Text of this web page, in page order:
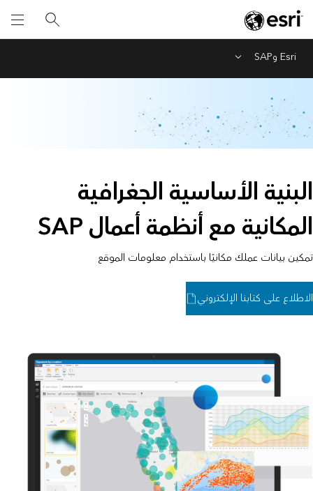
Esri وSAP Menu
البنية الأساسية الجغرافية
المكانية مع أنظمة أعمال SAP
تمكين بيانات عملك مكانيًا باستخدام معلومات الموقع
الاطلاع على كتابنا الإلكتروني